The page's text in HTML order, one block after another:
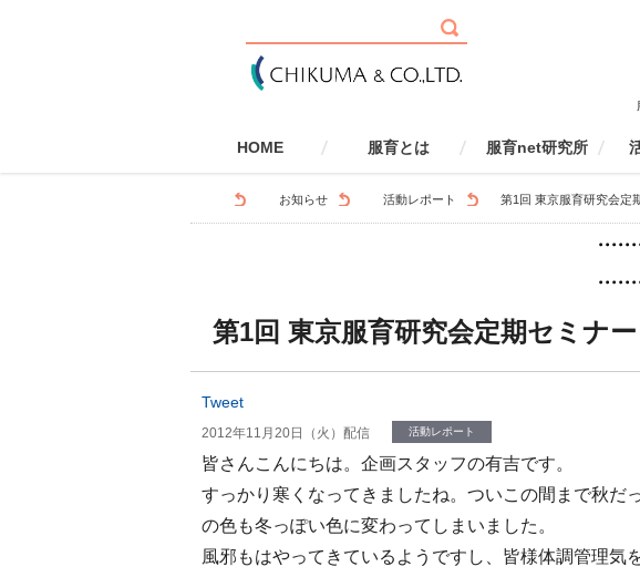
HOME 服育とは
服育とは
健康・安全
社会性
環境
国際性
学校で取り組む服育
家庭で取り組む服育
服育とSDGs
服育とLGBTQ
服育net研究所
服育net研究所について
活動報告書
監修書籍
会員募集
ファッションエデュケー
協会
服
学
学
（
保
服
そ
お知らせ 活動レポート 第1回 東京服育研究会
第1回 東京服育研究会定期セミナ
Tweet
2012年11月20日（火）配信 活動レポート
皆さんこんにちは。企画スタッフの有吉です。
すっかり寒くなってきましたね。ついこの間まで秋だ
の色も冬っぽい色に変わってしまいました。
風邪もはやってきているようですし、皆様体調管理気